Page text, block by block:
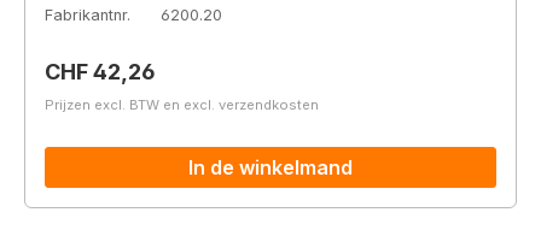
Fabrikantnr.
6200.20
Normale prijs:
CHF 42,26
Prijzen excl. BTW en excl. verzendkosten
In de winkelmand